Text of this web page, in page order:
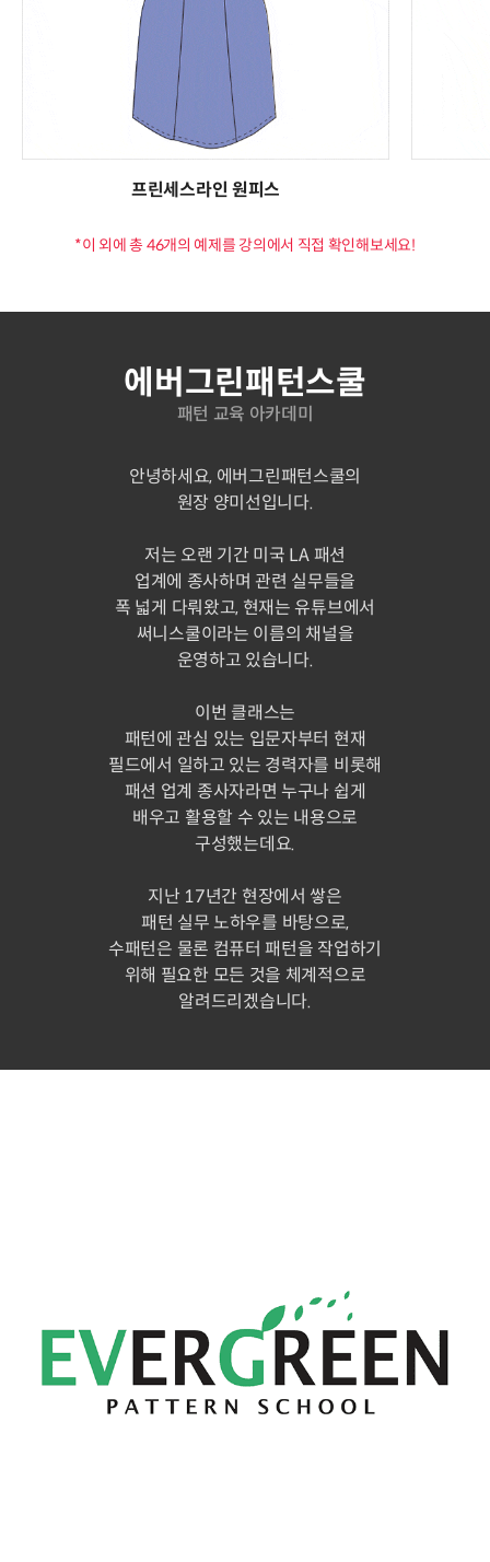
프린세스라인 원피스
*이 외에 총 46개의 예제를 강의에서 직접 확인해보세요!
에버그린패턴스쿨
패턴 교육 아카데미
안녕하세요, 에버그린패턴스쿨의
원장 양미선입니다.
저는 오랜 기간 미국 LA 패션
업계에 종사하며 관련 실무들을
폭 넓게 다뤄왔고, 현재는 유튜브에서
써니스쿨이라는 이름의 채널을
운영하고 있습니다.
이번 클래스는
패턴에 관심 있는 입문자부터 현재
필드에서 일하고 있는 경력자를 비롯해
패션 업계 종사자라면 누구나 쉽게
배우고 활용할 수 있는 내용으로
구성했는데요.
지난 17년간 현장에서 쌓은
패턴 실무 노하우를 바탕으로,
수패턴은 물론 컴퓨터 패턴을 작업하기
위해 필요한 모든 것을 체계적으로
알려드리겠습니다.
에버그린패턴스쿨 원장 써니
현) 에버그린패턴스쿨 운영